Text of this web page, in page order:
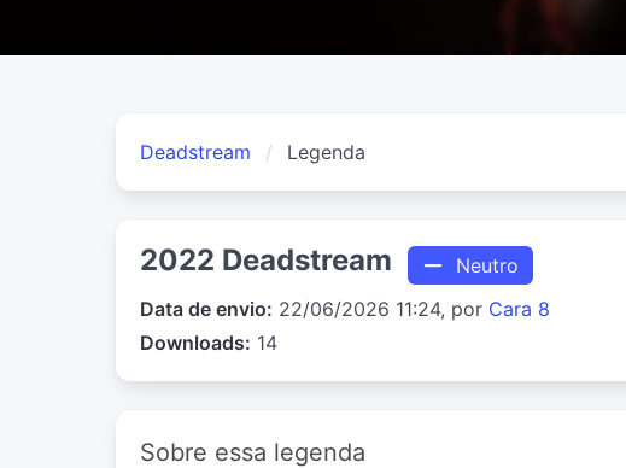
Deadstream Legenda
2022 Deadstream
Neutro
Data de envio: 22/06/2026 11:24, por Cara 8
Downloads: 14
Sobre essa legenda